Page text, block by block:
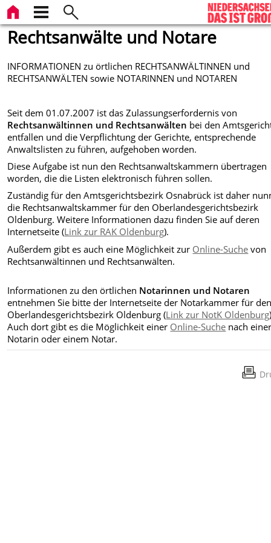
Rechtsanwälte und Notare
INFORMATIONEN zu örtlichen RECHTSANWÄLTINNEN und
RECHTSANWÄLTEN sowie NOTARINNEN und NOTAREN
Seit dem 01.07.2007 ist das Zulassungserfordernis von
Rechtsanwältinnen und Rechtsanwälten bei den
entfallen und die Verpflichtung der Gerichte, entsprechende
Anwaltslisten zu führen, aufgehoben worden.
Diese Aufgabe ist nun den Rechtsanwaltskammern übertragen
worden, die die Listen elektronisch führen sollen.
Zuständig für den Amtsgerichtsbezirk Osnabrück ist daher
die Rechtsanwaltskammer für den Oberlandesgerichtsbezirk
Oldenburg. Weitere Informationen dazu finden Sie auf deren
Internetseite (Link zur RAK Oldenburg).
Außerdem gibt es auch eine Möglichkeit zur Online-Suche von
Rechtsanwältinnen und Rechtsanwälten.
Informationen zu den örtlichen Notarinnen und Notaren
entnehmen Sie bitte der Internetseite der Notarkammer für
Oberlandesgerichtsbezirk Oldenburg (Link zur NotK Oldenburg
Auch dort gibt es die Möglichkeit einer Online-Suche nach
Notarin oder einem Notar.